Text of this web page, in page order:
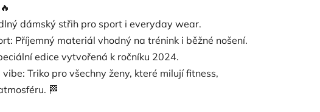
dámský střih pro sport i everyday wear.
Příjemný materiál vhodný na trénink i běžné nošení.
edice vytvořená k ročníku 2024.
vibe: Triko pro všechny ženy, které milují fitness,
🏁